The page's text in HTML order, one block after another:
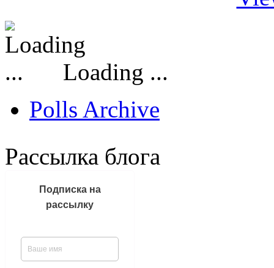
Loading ...
Polls Archive
Рассылка блога
Подписка на
рассылку